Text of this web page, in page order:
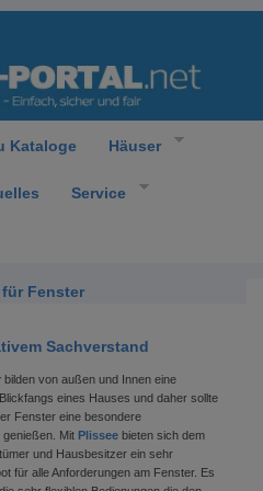
Kataloge Häuser
Service
Fenster
Sachverstand
bilden von außen und Innen eine
eines Hauses und daher sollte
Fenster eine besondere
Mit Plissee bieten sich dem
und Hausbesitzer ein sehr
für alle Anforderungen am Fenster. Es